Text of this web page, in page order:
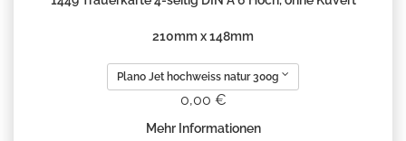
210mm x 148mm
Plano Jet hochweiss natur 300g
0,00 €
Mehr Informationen